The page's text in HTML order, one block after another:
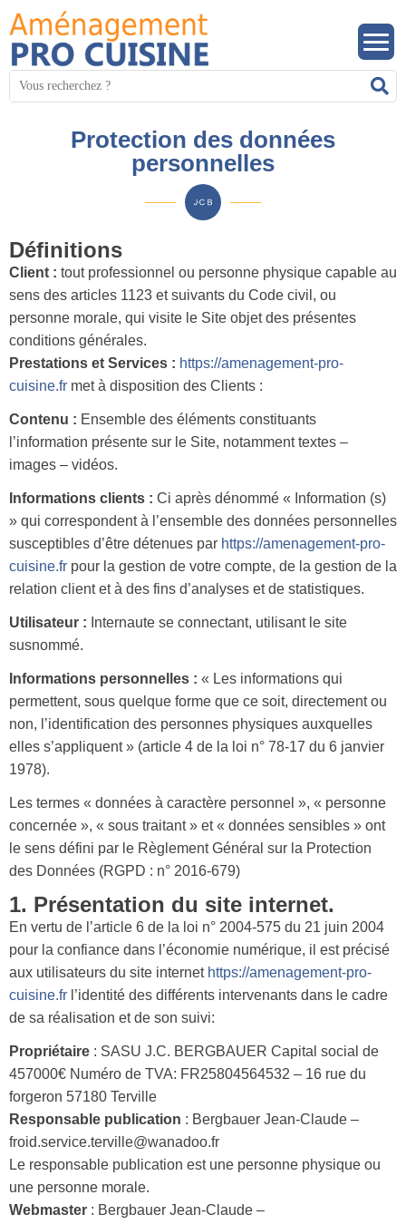
Mots
clés
Protection des données
personnelles
Définitions
Client : tout professionnel ou personne physique capable au
sens des articles 1123 et suivants du Code civil, ou
personne morale, qui visite le Site objet des présentes
conditions générales.
Prestations et Services : https://amenagement-pro-
cuisine.fr met à disposition des Clients :
Contenu : Ensemble des éléments constituants
l’information présente sur le Site, notamment textes –
images – vidéos.
Informations clients : Ci après dénommé « Information (s)
» qui correspondent à l’ensemble des données personnelles
susceptibles d’être détenues par https://amenagement-pro-
cuisine.fr pour la gestion de votre compte, de la gestion de la
relation client et à des fins d’analyses et de statistiques.
Utilisateur : Internaute se connectant, utilisant le site
susnommé.
Informations personnelles : « Les informations qui
permettent, sous quelque forme que ce soit, directement ou
non, l’identification des personnes physiques auxquelles
elles s’appliquent » (article 4 de la loi n° 78-17 du 6 janvier
1978).
Les termes « données à caractère personnel », « personne
concernée », « sous traitant » et « données sensibles » ont
le sens défini par le Règlement Général sur la Protection
des Données (RGPD : n° 2016-679)
1. Présentation du site internet.
En vertu de l’article 6 de la loi n° 2004-575 du 21 juin 2004
pour la confiance dans l’économie numérique, il est précisé
aux utilisateurs du site internet https://amenagement-pro-
cuisine.fr l’identité des différents intervenants dans le cadre
de sa réalisation et de son suivi:
Propriétaire : SASU J.C. BERGBAUER Capital social de
457000€ Numéro de TVA: FR25804564532 – 16 rue du
forgeron 57180 Terville
Responsable publication : Bergbauer Jean-Claude –
froid.service.terville@wanadoo.fr
Le responsable publication est une personne physique ou
une personne morale.
Webmaster : Bergbauer Jean-Claude –
Panneau de gestion des cookies